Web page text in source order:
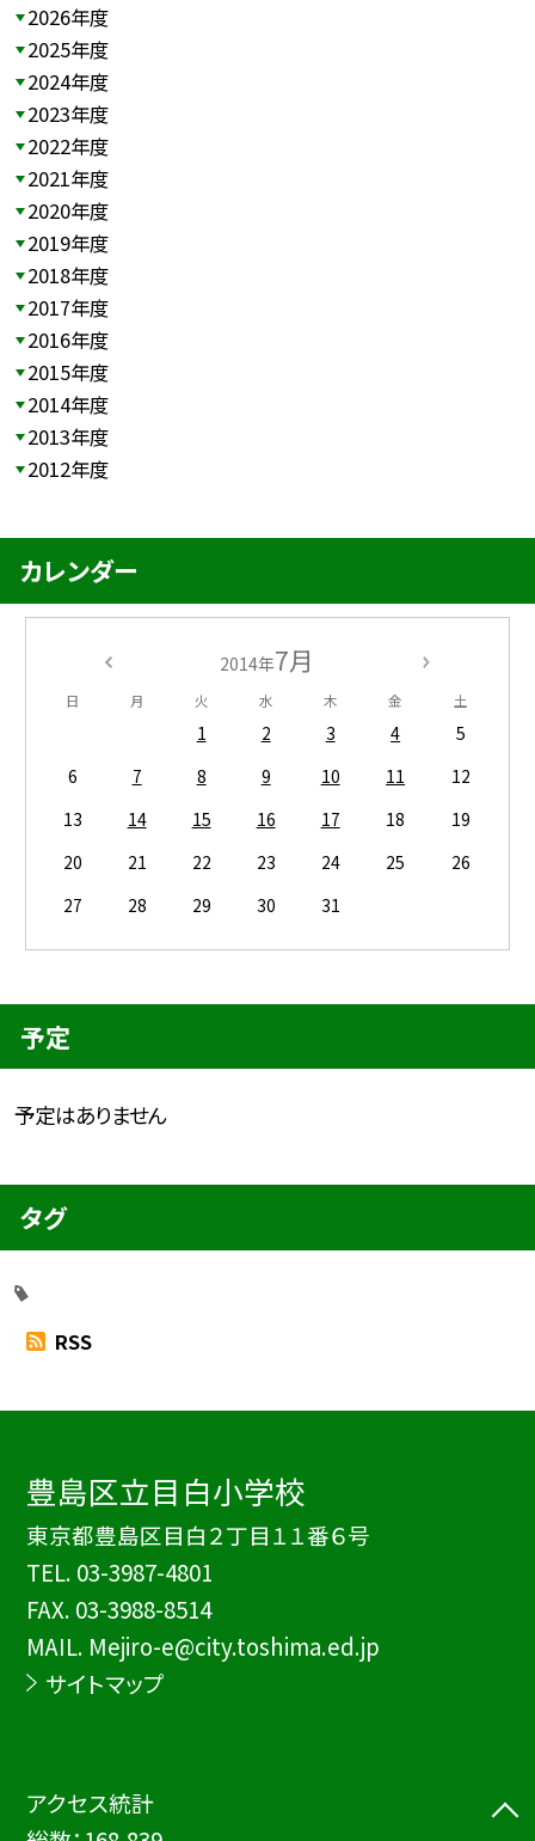
2026年度
2025年度
2024年度
2023年度
2022年度
2021年度
2020年度
2019年度
2018年度
2017年度
2016年度
2015年度
2014年度
2013年度
2012年度
カレンダー
2014年7月
日 月 火 水 木 金 土
1 2 3 4
5
6
7 8 9 10 11
12
13
14 15 16 17 18
19
20
21 22 23 24 25
26
27
28 29 30 31
予定
予定はありません
タグ
RSS
豊島区立目白小学校
東京都豊島区目白２丁目１１番６号
TEL. 03-3987-4801
FAX. 03-3988-8514
MAIL. Mejiro-e@city.toshima.ed.jp
サイトマップ
アクセス統計